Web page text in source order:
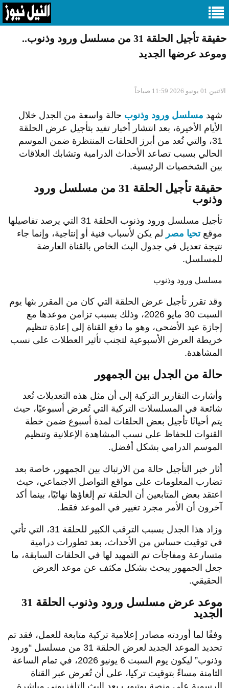
حقيقة تأجيل الحلقة 31 من مسلسل ورود وذنوب..
وموعد عرضها الجديد
الاثنين 01 يونيو 2026 11:59 صباحاً
شهد مسلسل ورود وذنوب حالة واسعة من الجدل خلال
الأيام الأخيرة، بعد انتشار أخبار تفيد بتأجيل عرض الحلقة
31، والتي تُعد من أبرز الحلقات المنتظرة ضمن الموسم
الحالي بسبب تصاعد الأحداث الدرامية وتشابك العلاقات
بين الشخصيات الرئيسية.
حقيقة تأجيل الحلقة 31 من مسلسل ورود
وذنوب
تأجيل مسلسل ورود وذنوب الحلقة 31 التي يرصد تفاصيلها
موقعتحيا مصر لم يكن لأسباب فنية أو إنتاجية، وإنما جاء
نتيجة تعديل في جدول البث الخاص بالقناة العارضة
للمسلسل.
مسلسل ورود وذنوب
وقد تقرر تأجيل عرض الحلقة التي كان من المقرر بثها يوم
السبت 30 مايو 2026، وذلك بسبب تزامن موعدها مع
إجازة عيد الأضحى، وهو ما دفع القناة إلى إعادة تنظيم
خريطة العرض الأسبوعية لتجنب تأثير العطلات على نسب
المشاهدة.
حالة من الجدل بين الجمهور
وأشارت التقارير التركية إلى أن مثل هذه التعديلات تُعد
شائعة في المسلسلات التركية التي تُعرض أسبوعيًا، حيث
يتم أحيانًا تأجيل بعض الحلقات لمدة أسبوع ضمن خطة
القنوات للحفاظ على نسب المشاهدة الإعلانية وتنظيم
الموسم الدرامي بشكل أفضل.
أثار خبر التأجيل حالة من الارتباك بين الجمهور، خاصة بعد
تضارب المعلومات على مواقع التواصل الاجتماعي، حيث
اعتقد بعض المتابعين أن الحلقة تم إلغاؤها نهائيًا، بينما أكد
آخرون أن الأمر مجرد تغيير في الموعد فقط.
وزاد هذا الجدل بسبب الترقب الكبير للحلقة 31، التي تأتي
في توقيت حساس من الأحداث، بعد تطورات درامية
متسارعة ومفاجآت تم التمهيد لها في الحلقات السابقة، ما
جعل الجمهور يبحث بشكل مكثف عن موعد العرض
الحقيقي.
موعد عرض مسلسل ورود وذنوب الحلقة 31
الجديد
وفقًا لما أوردته مصادر إعلامية تركية متابعة للعمل، فقد تم
تحديد الموعد الجديد لعرض الحلقة 31 من مسلسل “ورود
وذنوب” ليكون يوم السبت 6 يونيو 2026، في تمام الساعة
الثامنة مساءً بتوقيت تركيا، على أن تُعرض عبر القناة